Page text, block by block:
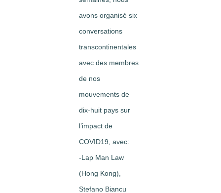
avons organisé six
conversations
transcontinentales
avec des membres
de nos
mouvements de
dix-huit pays sur
l’impact de
COVID19, avec:
-Lap Man Law
(Hong Kong),
Stefano Biancu